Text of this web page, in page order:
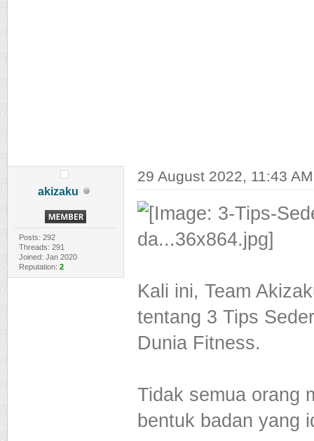
akizaku
Posts: 292
Threads: 291
Joined: Jan 2020
Reputation: 2
29 August 2022, 11:43 AM
Kali ini, Team
tentang 3 Tips
Dunia Fitness.
Tidak semua orang
bentuk badan yang